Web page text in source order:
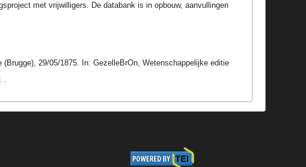
met vrijwilligers. De databank is in opbouw, aanvullingen
29/05/1875. In: GezelleBrOn, Wetenschappelijke editie
.